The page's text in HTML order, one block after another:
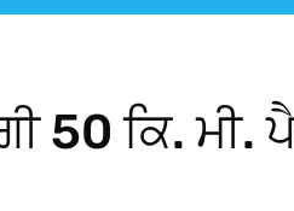
50 ਕਿ. ਮੀ.